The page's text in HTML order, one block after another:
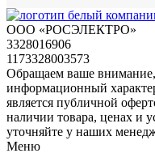
ООО «РОСЭЛЕКТРО»
3328016906
1173328003573
Обращаем ваше
информационный
является публичной
наличии товара, ценах и
уточняйте у наших
Меню